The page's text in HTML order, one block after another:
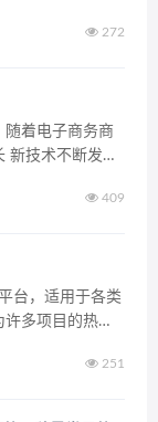
272
随着电子商务商
新技术不断发
并快速应对技术
409
台，适用于各类
多项目的热门
251